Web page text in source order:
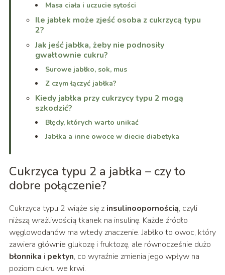
Masa ciała i uczucie sytości
Ile jabłek może zjeść osoba z cukrzycą typu
2?
Jak jeść jabłka, żeby nie podnosiły
gwałtownie cukru?
Surowe jabłko, sok, mus
Z czym łączyć jabłka?
Kiedy jabłka przy cukrzycy typu 2 mogą
szkodzić?
Błędy, których warto unikać
Jabłka a inne owoce w diecie diabetyka
Cukrzyca typu 2 a jabłka – czy to
dobre połączenie?
Cukrzyca typu 2 wiąże się z insulinoopornością, czyli
niższą wrażliwością tkanek na insulinę. Każde źródło
węglowodanów ma wtedy znaczenie. Jabłko to owoc, który
zawiera głównie glukozę i fruktozę, ale równocześnie dużo
błonnika i pektyn, co wyraźnie zmienia jego wpływ na
poziom cukru we krwi.